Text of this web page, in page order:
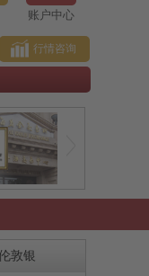
账户中心
行情咨询